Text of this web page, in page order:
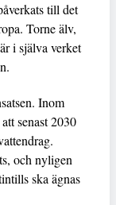
till det
Torne älv,
i själva verket
Inom
senast 2030
och nyligen
ska ägnas